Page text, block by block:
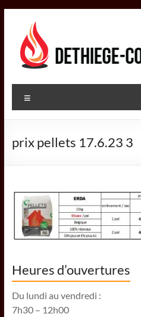
contenu
DETHIEGE
dans
des
combustibles
prix pellets 17.6.23 3
Heures d’ouvertures
Du lundi au vendredi :
7h30 – 12h00